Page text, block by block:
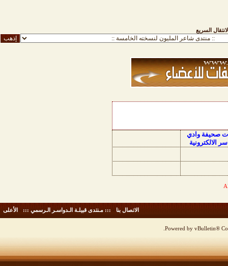
السريع
صحيفة وادي
الالكترونية
الاتصال بنا - ::: مـنتدى قبيلـة الـدواسـر الـرسمي ::: - الأعلى
Powered by vBulletin®